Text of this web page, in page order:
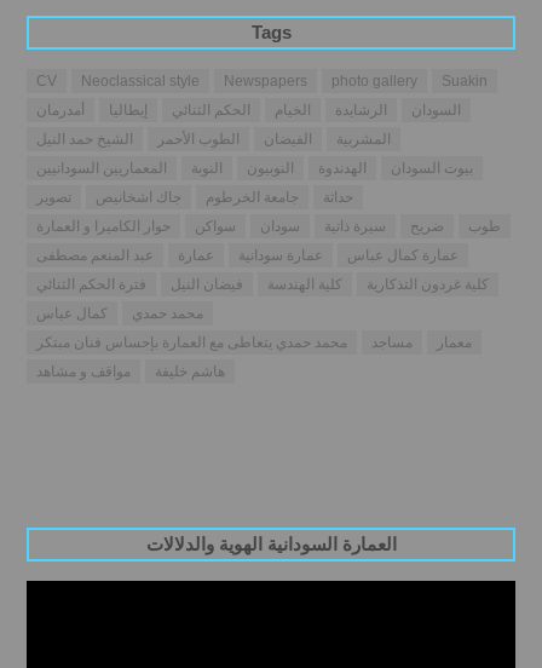
Tags
CV Neoclassical style Newspapers photo gallery
Suakin
أمدرمان
إيطاليا الحكم الثنائي الخيام الرشايدة
السودان
الشيخ حمد النيل
الطوب الأحمر الفيضان
المشربية
المعماريين السودانيين
النوبة النوبيون الهدندوة
بيوت السودان
تصوير
جاك اشخانيص جامعة الخرطوم
حداثة
حوار الكاميرا و العمارة
سواكن سودان سيرة ذاتية ضريح
طوب
عبد المنعم مصطفى
عمارة عمارة سودانية
عمارة كمال عباس
فترة الحكم الثنائي
فيضان النيل كلية الهندسة
كلية غردون التذكارية
كمال عباس
محمد حمدي
محمد حمدي يتعاطى مع العمارة بإحساس فنان مبتكر
مساجد
معمار
مواقف و مشاهد
هاشم خليفة
العمارة السودانية الهوية والدلالات